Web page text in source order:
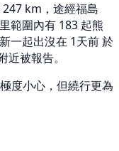
km，途經福島
範圍內有 183 起熊
一起出沒在 1天前 於
被報告。
度小心，但繞行更為